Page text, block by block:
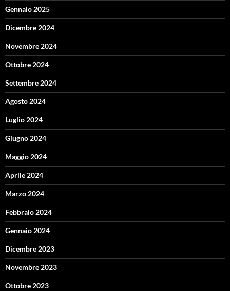
Gennaio 2025
Dicembre 2024
Novembre 2024
Ottobre 2024
Settembre 2024
Agosto 2024
Luglio 2024
Giugno 2024
Maggio 2024
Aprile 2024
Marzo 2024
Febbraio 2024
Gennaio 2024
Dicembre 2023
Novembre 2023
Ottobre 2023